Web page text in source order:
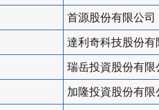
首源股份有限公司
達利奇科技股份有
瑞岳投資股份有限
加隆投資股份有限